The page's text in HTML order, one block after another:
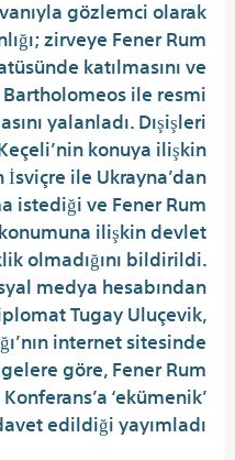
gözlemci olarak
zirveye Fener Rum
katılmasını ve
Bartholomeos ile resmi
yalanladı. Dışişleri
konuya ilişkin
İsviçre ile Ukrayna’dan
istediği ve Fener Rum
ilişkin devlet
olmadığını bildirildi.
medya hesabından
Tugay Uluçevik,
internet sitesinde
göre, Fener Rum
‘ekümenik’
edildiği yayımladı.